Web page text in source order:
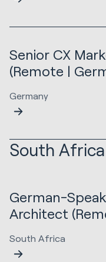
Senior CX
(Remote |
Germany
South Africa
German-
Architect
South Africa